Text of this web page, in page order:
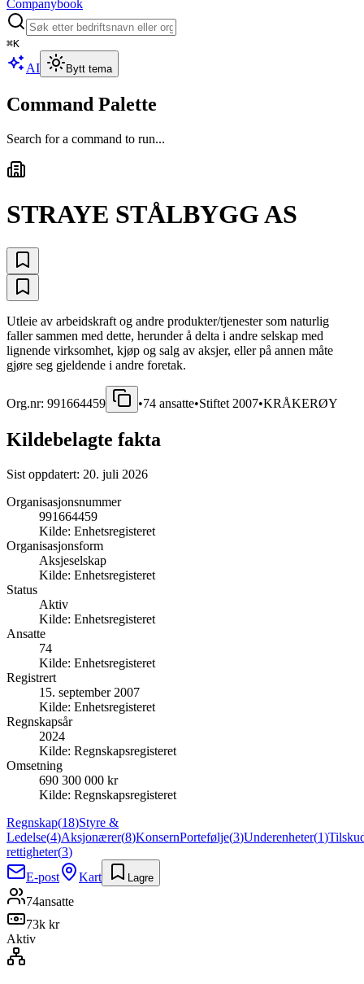
Companybook
⌘K
AI Bytt tema
Command Palette
Search for a command to run...
STRAYE STÅLBYGG AS
Utleie av arbeidskraft og andre produkter/tjenester som naturlig
faller sammen med dette, herunder å delta i andre selskap med
lignende virksomhet, kjøp og salg av aksjer, eller på annen måte
gjøre seg gjeldende i andre foretak.
Org.nr: 991664459 •74 ansatte•Stiftet 2007•KRÅKERØY
Kildebelagte fakta
Sist oppdatert: 20. juli 2026
Organisasjonsnummer
991664459
Kilde: Enhetsregisteret
Organisasjonsform
Aksjeselskap
Kilde: Enhetsregisteret
Status
Aktiv
Kilde: Enhetsregisteret
Ansatte
74
Kilde: Enhetsregisteret
Registrert
15. september 2007
Kilde: Enhetsregisteret
Regnskapsår
2024
Kilde: Regnskapsregisteret
Omsetning
690 300 000 kr
Kilde: Regnskapsregisteret
Regnskap(18)Styre &
Ledelse(4)Aksjonærer(8)KonsernPortefølje(3)Underenheter(1)
rettigheter(3)
E-post
Kart Lagre
74ansatte
73k kr
Aktiv